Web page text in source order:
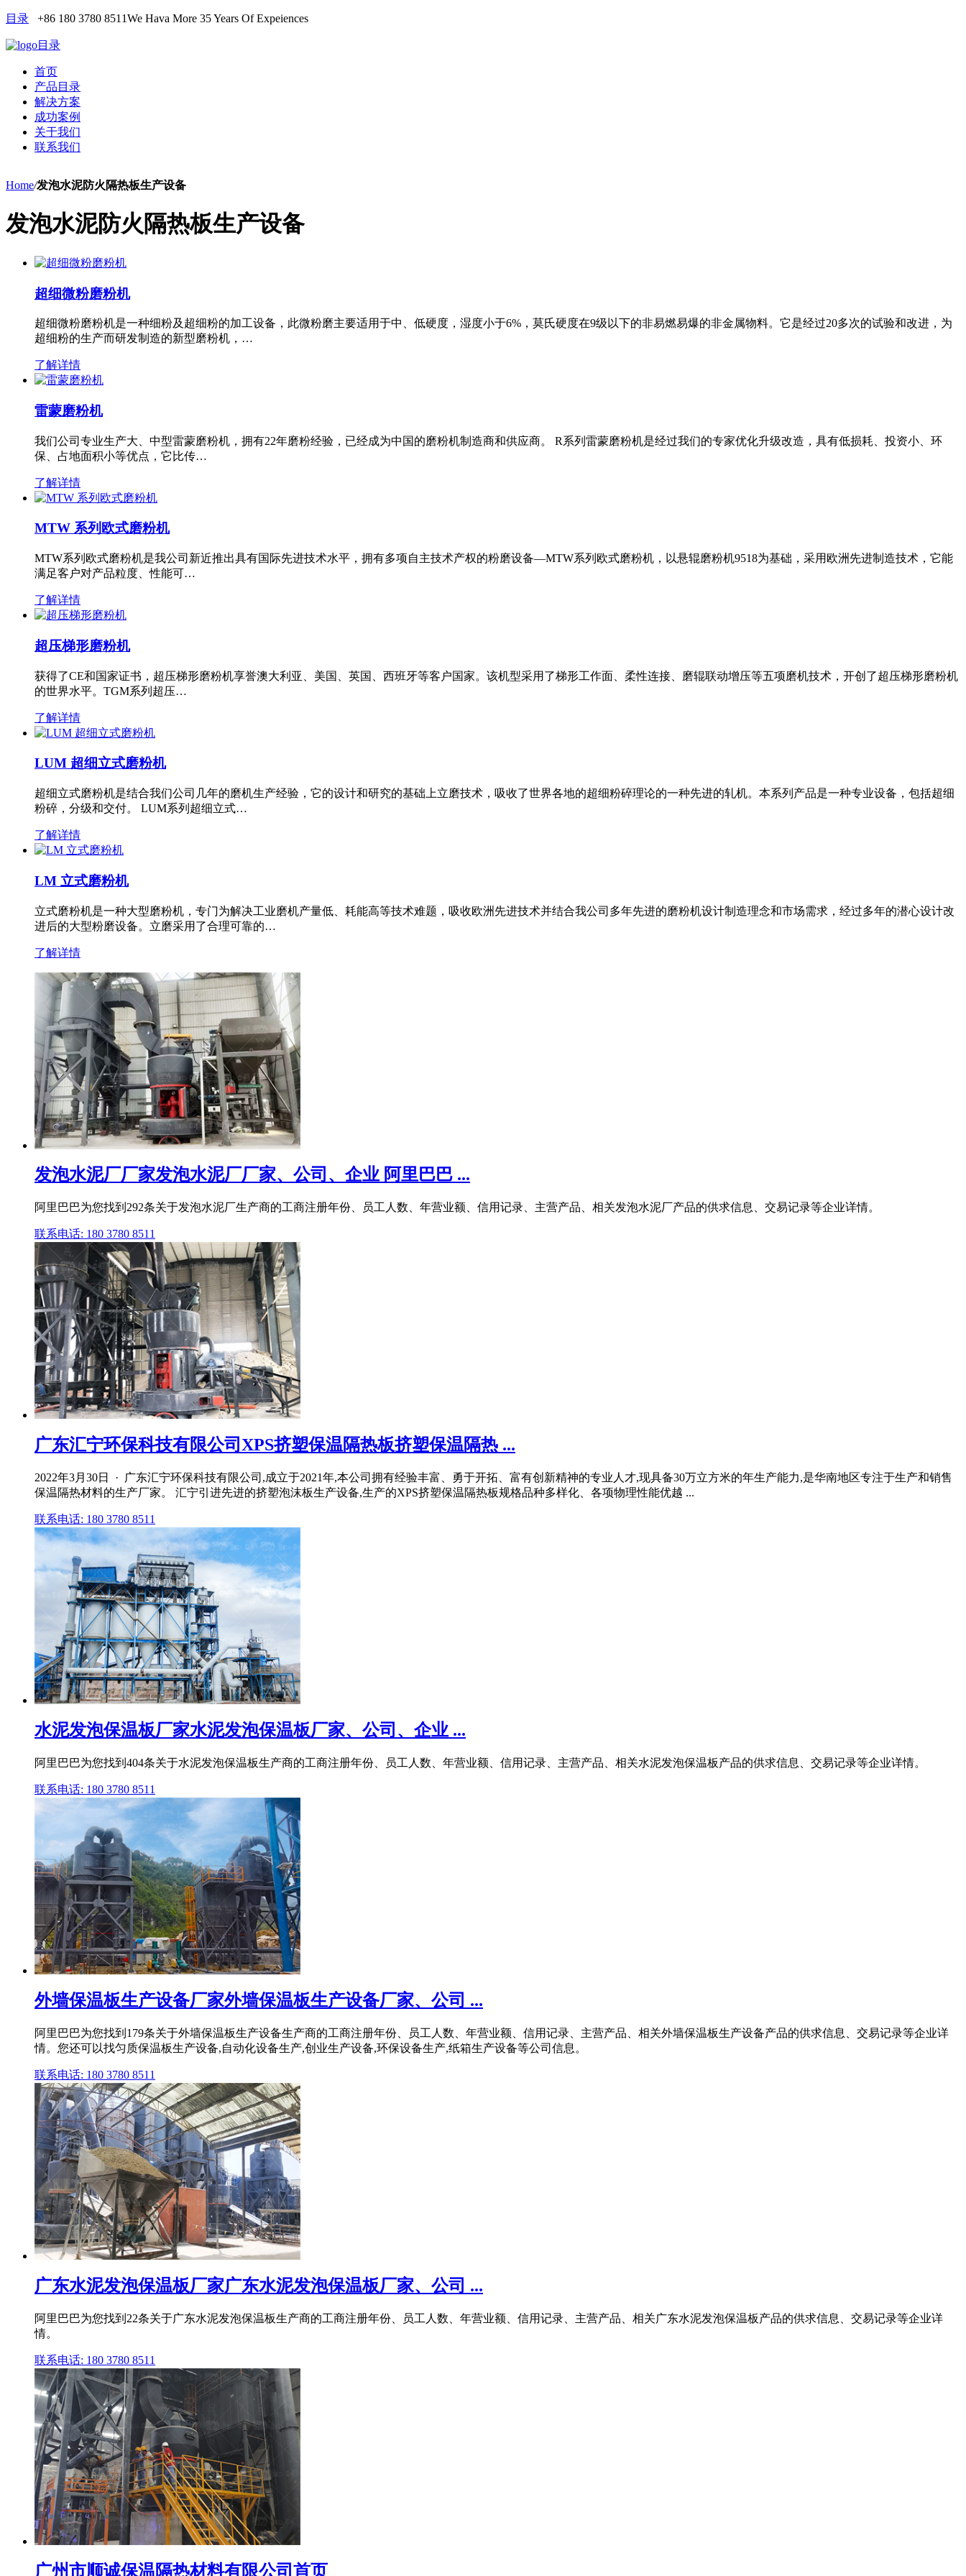
目录 +86 180 3780 8511We Hava More 35 Years Of Expeiences
目录
首页
产品目录
解决方案
成功案例
关于我们
联系我们
Home/发泡水泥防火隔热板生产设备
发泡水泥防火隔热板生产设备
超细微粉磨粉机
超细微粉磨粉机是一种细粉及超细粉的加工设备，此微粉磨主要适用于中、低硬度，湿度小于6%，莫氏硬度在9级以下的非易燃易爆的非金属物料。它是经过20多次的试验和改进，为
超细粉的生产而研发制造的新型磨粉机，…
了解详情
雷蒙磨粉机
我们公司专业生产大、中型雷蒙磨粉机，拥有22年磨粉经验，已经成为中国的磨粉机制造商和供应商。 R系列雷蒙磨粉机是经过我们的专家优化升级改造，具有低损耗、投资小、环
保、占地面积小等优点，它比传…
了解详情
MTW 系列欧式磨粉机
MTW系列欧式磨粉机是我公司新近推出具有国际先进技术水平，拥有多项自主技术产权的粉磨设备—MTW系列欧式磨粉机，以悬辊磨粉机9518为基础，采用欧洲先进制造技术，它能
满足客户对产品粒度、性能可…
了解详情
超压梯形磨粉机
获得了CE和国家证书，超压梯形磨粉机享誉澳大利亚、美国、英国、西班牙等客户国家。该机型采用了梯形工作面、柔性连接、磨辊联动增压等五项磨机技术，开创了超压梯形磨粉机
的世界水平。TGM系列超压…
了解详情
LUM 超细立式磨粉机
超细立式磨粉机是结合我们公司几年的磨机生产经验，它的设计和研究的基础上立磨技术，吸收了世界各地的超细粉碎理论的一种先进的轧机。本系列产品是一种专业设备，包括超细
粉碎，分级和交付。 LUM系列超细立式…
了解详情
LM 立式磨粉机
立式磨粉机是一种大型磨粉机，专门为解决工业磨机产量低、耗能高等技术难题，吸收欧洲先进技术并结合我公司多年先进的磨粉机设计制造理念和市场需求，经过多年的潜心设计改
进后的大型粉磨设备。立磨采用了合理可靠的…
了解详情
发泡水泥厂厂家发泡水泥厂厂家、公司、企业 阿里巴巴 ...
阿里巴巴为您找到292条关于发泡水泥厂生产商的工商注册年份、员工人数、年营业额、信用记录、主营产品、相关发泡水泥厂产品的供求信息、交易记录等企业详情。
联系电话: 180 3780 8511
广东汇宁环保科技有限公司XPS挤塑保温隔热板挤塑保温隔热 ...
2022年3月30日 · 广东汇宁环保科技有限公司,成立于2021年,本公司拥有经验丰富、勇于开拓、富有创新精神的专业人才,现具备30万立方米的年生产能力,是华南地区专注于生产和销售
保温隔热材料的生产厂家。 汇宁引进先进的挤塑泡沫板生产设备,生产的XPS挤塑保温隔热板规格品种多样化、各项物理性能优越 ...
联系电话: 180 3780 8511
水泥发泡保温板厂家水泥发泡保温板厂家、公司、企业 ...
阿里巴巴为您找到404条关于水泥发泡保温板生产商的工商注册年份、员工人数、年营业额、信用记录、主营产品、相关水泥发泡保温板产品的供求信息、交易记录等企业详情。
联系电话: 180 3780 8511
外墙保温板生产设备厂家外墙保温板生产设备厂家、公司 ...
阿里巴巴为您找到179条关于外墙保温板生产设备生产商的工商注册年份、员工人数、年营业额、信用记录、主营产品、相关外墙保温板生产设备产品的供求信息、交易记录等企业详
情。您还可以找匀质保温板生产设备,自动化设备生产,创业生产设备,环保设备生产,纸箱生产设备等公司信息。
联系电话: 180 3780 8511
广东水泥发泡保温板厂家广东水泥发泡保温板厂家、公司 ...
阿里巴巴为您找到22条关于广东水泥发泡保温板生产商的工商注册年份、员工人数、年营业额、信用记录、主营产品、相关广东水泥发泡保温板产品的供求信息、交易记录等企业详
情。
联系电话: 180 3780 8511
广州市顺诚保温隔热材料有限公司首页